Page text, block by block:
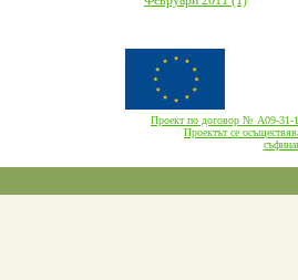
Проект по договор № А09-
Проектът се